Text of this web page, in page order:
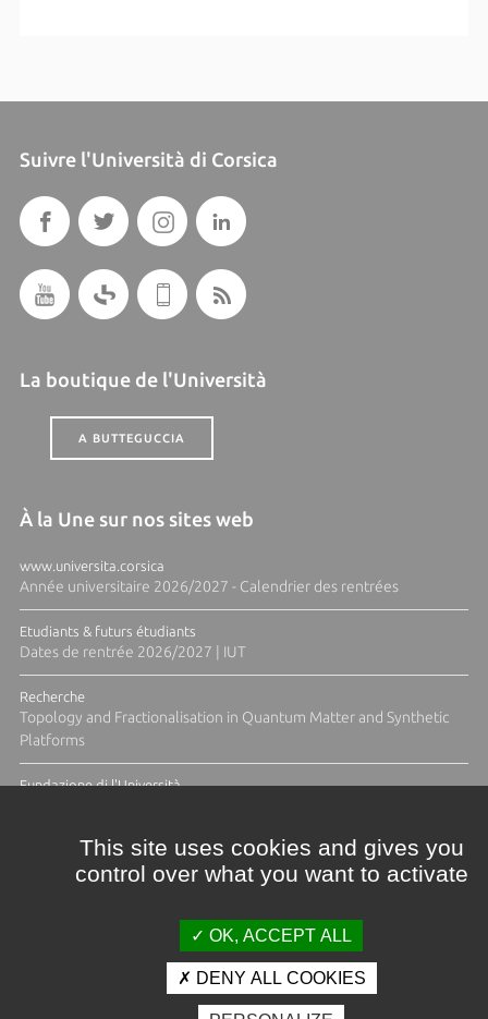
Suivre l'Università di Corsica
La boutique de l'Università
A BUTTEGUCCIA
À la Une sur nos sites web
www.universita.corsica
Année universitaire 2026/2027 - Calendrier des rentrées
Etudiants & futurs étudiants
Dates de rentrée 2026/2027 | IUT
Recherche
Topology and Fractionalisation in Quantum Matter and Synthetic
Platforms
Fundazione di l'Università
Crédits et mentions légales
This site uses cookies and gives you
control over what you want to activate
OK, ACCEPT ALL
DENY ALL COOKIES